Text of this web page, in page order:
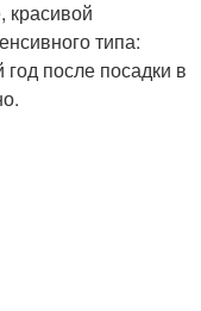
красивой
типа:
после посадки в